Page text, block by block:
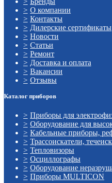
О компании
Контакты
Дилерские сертификаты
Новости
Статьи
Ремонт
Доставка и оплата
Вакансии
Отзывы
Каталог приборов
Приборы для
Оборудование для
Кабельные приборы,
Трассоискатели,
Тепловизоры
Осциллографы
Оборудование
Приборы MULTICON